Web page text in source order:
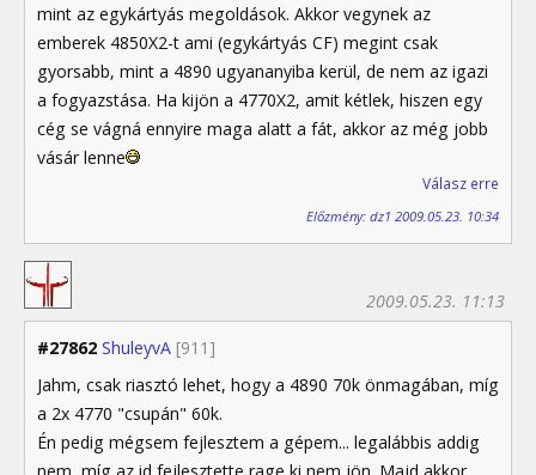
mint az egykártyás megoldások. Akkor vegynek az
emberek 4850X2-t ami (egykártyás CF) megint csak
gyorsabb, mint a 4890 ugyananyiba kerül, de nem az igazi
a fogyazstása. Ha kijön a 4770X2, amit kétlek, hiszen egy
cég se vágná ennyire maga alatt a fát, akkor az még jobb
vásár lenne
Válasz erre
Előzmény: dz1 2009.05.23. 10:34
#27862 ShuleyvA [911]
2009.05.23. 11:13
Jahm, csak riasztó lehet, hogy a 4890 70k önmagában, míg
a 2x 4770 "csupán" 60k.
Én pedig mégsem fejlesztem a gépem... legalábbis addig